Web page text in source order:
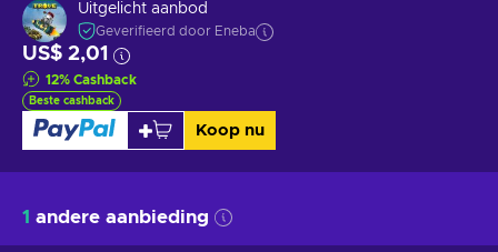
Uitgelicht aanbod
Geverifieerd door Eneba
US$ 2,01
12% Cashback
Beste cashback
Koop nu
1 andere aanbieding